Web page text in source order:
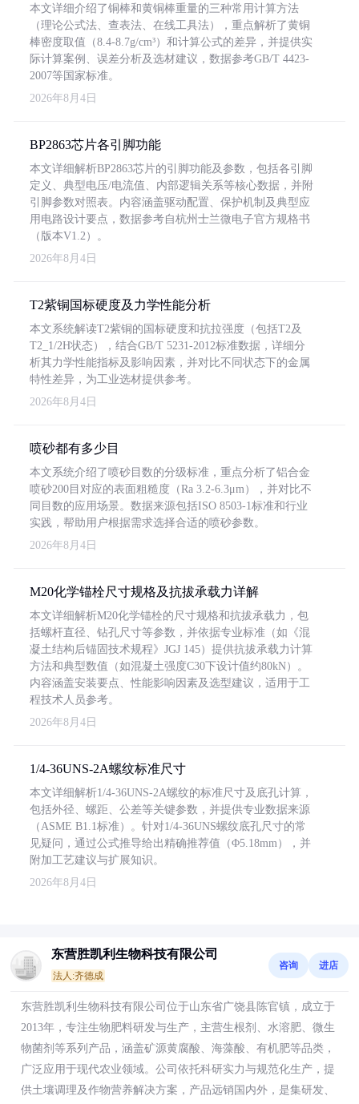
本文详细介绍了铜棒和黄铜棒重量的三种常用计算方法
（理论公式法、查表法、在线工具法），重点解析了黄铜
棒密度取值（8.4-8.7g/cm³）和计算公式的差异，并提供实
际计算案例、误差分析及选材建议，数据参考GB/T 4423-
2007等国家标准。
2026年8月4日
BP2863芯片各引脚功能
本文详细解析BP2863芯片的引脚功能及参数，包括各引脚
定义、典型电压/电流值、内部逻辑关系等核心数据，并附
引脚参数对照表。内容涵盖驱动配置、保护机制及典型应
用电路设计要点，数据参考自杭州士兰微电子官方规格书
（版本V1.2）。
2026年8月4日
T2紫铜国标硬度及力学性能分析
本文系统解读T2紫铜的国标硬度和抗拉强度（包括T2及
T2_1/2H状态），结合GB/T 5231-2012标准数据，详细分
析其力学性能指标及影响因素，并对比不同状态下的金属
特性差异，为工业选材提供参考。
2026年8月4日
喷砂都有多少目
本文系统介绍了喷砂目数的分级标准，重点分析了铝合金
喷砂200目对应的表面粗糙度（Ra 3.2-6.3μm），并对比不
同目数的应用场景。数据来源包括ISO 8503-1标准和行业
实践，帮助用户根据需求选择合适的喷砂参数。
2026年8月4日
M20化学锚栓尺寸规格及抗拔承载力详解
本文详细解析M20化学锚栓的尺寸规格和抗拔承载力，包
括螺杆直径、钻孔尺寸等参数，并依据专业标准（如《混
凝土结构后锚固技术规程》JGJ 145）提供抗拔承载力计算
方法和典型数值（如混凝土强度C30下设计值约80kN）。
内容涵盖安装要点、性能影响因素及选型建议，适用于工
程技术人员参考。
2026年8月4日
1/4-36UNS-2A螺纹标准尺寸
本文详细解析1/4-36UNS-2A螺纹的标准尺寸及底孔计算，
包括外径、螺距、公差等关键参数，并提供专业数据来源
（ASME B1.1标准）。针对1/4-36UNS螺纹底孔尺寸的常
见疑问，通过公式推导给出精确推荐值（Φ5.18mm），并
附加工艺建议与扩展知识。
2026年8月4日
东营胜凯利生物科技有限公司
法人:齐德成
咨询 进店
东营胜凯利生物科技有限公司位于山东省广饶县陈官镇，成立于
2013年，专注生物肥料研发与生产，主营生根剂、水溶肥、微生
物菌剂等系列产品，涵盖矿源黄腐酸、海藻酸、有机肥等品类，
广泛应用于现代农业领域。公司依托科研实力与规范化生产，提
供土壤调理及作物营养解决方案，产品远销国内外，是集研发、